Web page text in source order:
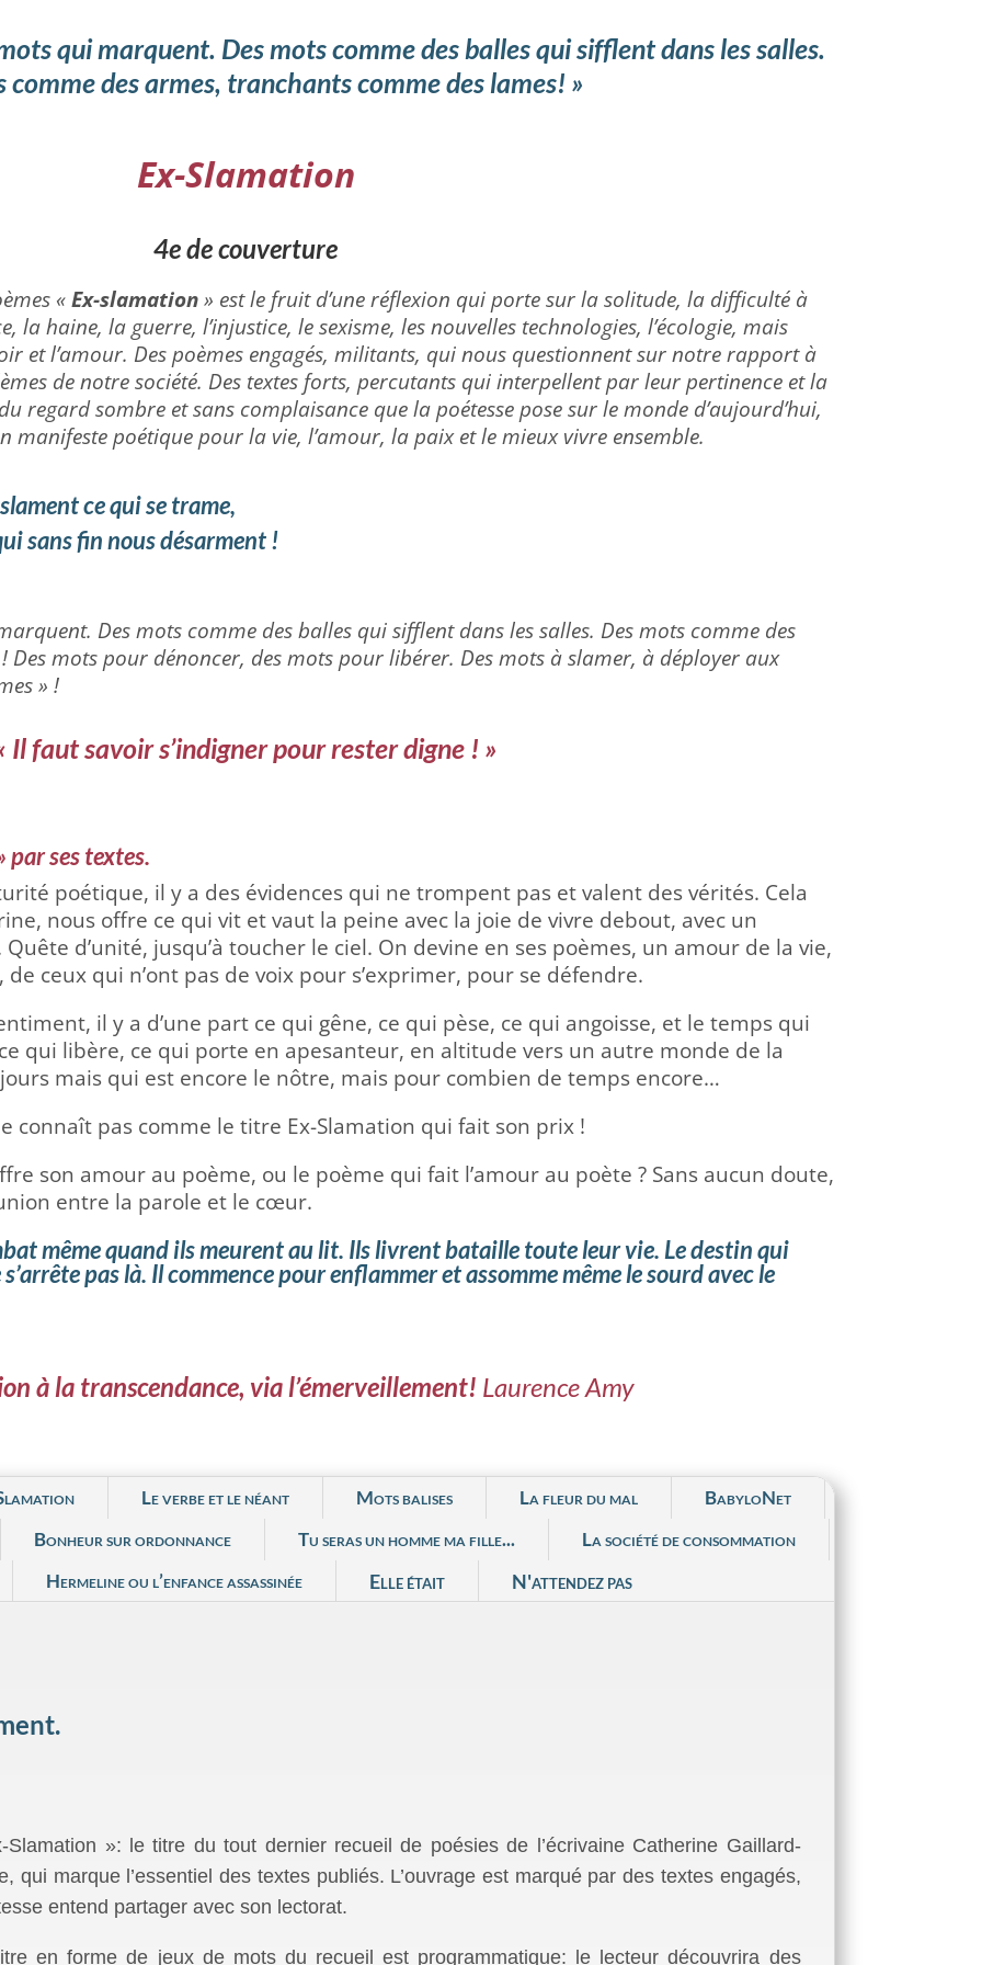
qui marquent. Des mots comme des balles qui sifflent dans les salles.
comme des armes, tranchants comme des lames! »
Ex-Slamation
4e de couverture
«Ex-slamation» est le fruit d’une réflexion qui porte sur la solitude, la difficulté à
la haine, la guerre, l’injustice, le sexisme, les nouvelles technologies, l’écologie, mais
et l’amour. Des poèmes engagés, militants, qui nous questionnent sur notre rapport à
de notre société. Des textes forts, percutants qui interpellent par leur pertinence et la
regard sombre et sans complaisance que la poétesse pose sur le monde d’aujourd’hui,
manifeste poétique pour la vie, l’amour, la paix et le mieux vivre ensemble.
ce qui se trame,
sans fin nous désarment!
Des mots comme des balles qui sifflent dans les salles. Des mots comme des
Des mots pour dénoncer, des mots pour libérer. Des mots à slamer, à déployer aux
» !
Il faut savoir s’indigner pour rester digne ! »
par ses textes.
poétique, il y a des évidences qui ne trompent pas et valent des vérités. Cela
nous offre ce qui vit et vaut la peine avec la joie de vivre debout, avec un
d’unité, jusqu’à toucher le ciel. On devine en ses poèmes, un amour de la vie,
ceux qui n’ont pas de voix pour s’exprimer, pour se défendre.
il y a d’une part ce qui gêne, ce qui pèse, ce qui angoisse, et le temps qui
qui libère, ce qui porte en apesanteur, en altitude vers un autre monde de la
mais qui est encore le nôtre, mais pour combien de temps encore…
connaît pas comme le titre Ex-Slamation qui fait son prix !
son amour au poème, ou le poème qui fait l’amour au poète ? Sans aucun doute,
entre la parole et le cœur.
même quand ils meurent au lit. Ils livrent bataille toute leur vie. Le destin qui
pas là. Il commence pour enflammer et assomme même le sourd avec le
à la transcendance, via l’émerveillement! Laurence Amy
Le verbe et le néant Mots balises La fleur du mal
BabyloNet
Bonheur sur ordonnance
Tu seras un homme ma fille...
La société de consommation
Hermeline ou l’enfance assassinée
Elle était N'attendez pas
»: le titre du tout dernier recueil de poésies de l’écrivaine Catherine Gaillard-
qui marque l’essentiel des textes publiés. L’ouvrage est marqué par des textes engagés,
entend partager avec son lectorat.
en forme de jeux de mots du recueil est programmatique: le lecteur découvrira des